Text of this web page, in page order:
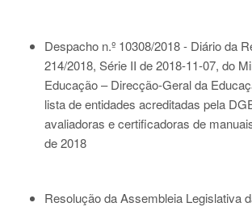
Despacho n.º 10308/2018 - Diário da
214/2018, Série II de 2018-11-07, do
Educação – Direcção-Geral da
lista de entidades acreditadas pela
avaliadoras e certificadoras de
de 2018
Resolução da Assembleia Legislativa